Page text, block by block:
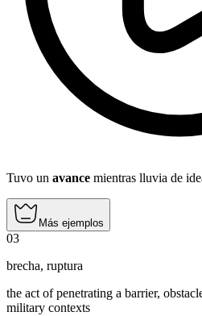
Tuvo un avance mientras lluvia de
Más ejemplos
03
brecha, ruptura
the act of penetrating a barrier,
military contexts